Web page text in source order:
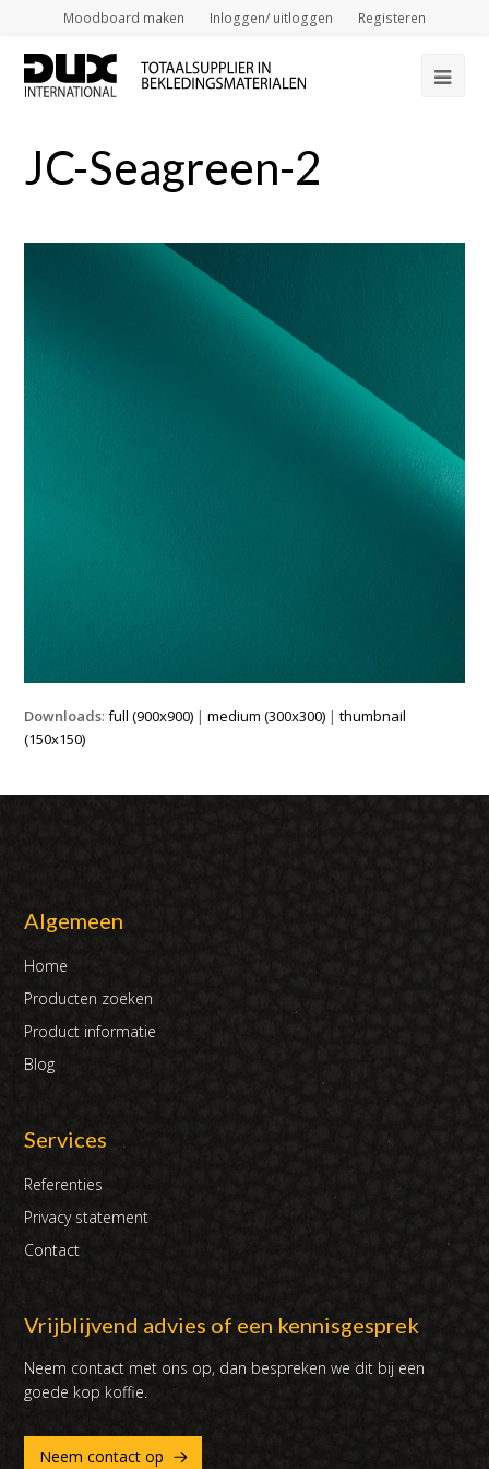
Moodboard maken Inloggen/ uitloggen Registeren
JC-Seagreen-2
Downloads:full (900x900) |medium (300x300) |thumbnail
(150x150)
Algemeen
Home
Producten zoeken
Product informatie
Blog
Services
Referenties
Privacy statement
Contact
Vrijblijvend advies of een kennisgesprek
Neem contact met ons op, dan bespreken we dit bij een
goede kop koffie.
Neem contact op